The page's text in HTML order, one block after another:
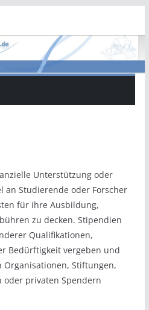
Unterstützung oder
an Studierende oder Forscher
für ihre Ausbildung,
zu decken. Stipendien
Qualifikationen,
Bedürftigkeit vergeben und
Organisationen, Stiftungen,
oder privaten Spendern